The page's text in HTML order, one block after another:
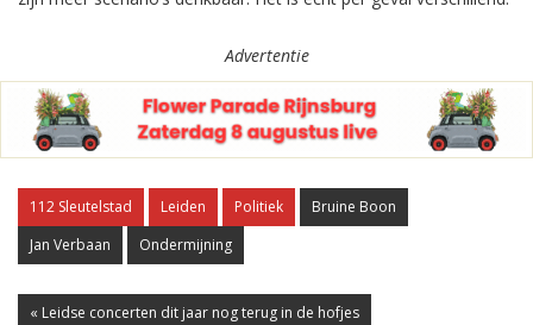
Advertentie
112 Sleutelstad Leiden Politiek
Bruine Boon
Jan Verbaan
Ondermijning
« Leidse concerten dit jaar nog terug in de hofjes